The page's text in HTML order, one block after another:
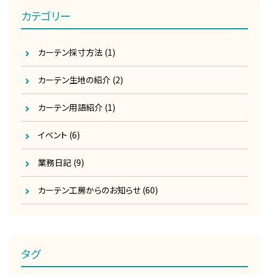
カテゴリー
カーテン採寸方法 (1)
カーテン生地の紹介 (2)
カーテン用語紹介 (1)
イベント (6)
業務日記 (9)
カーテン工房からのお知らせ (60)
タグ